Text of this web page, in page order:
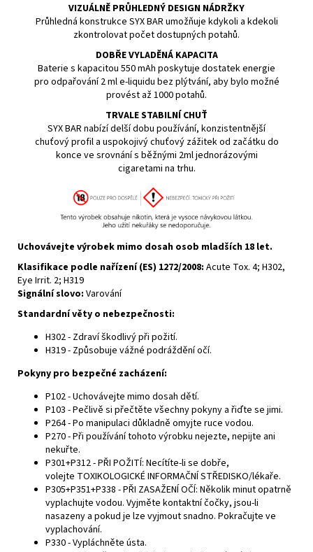
VIZUÁLNĚ PRŮHLEDNÝ DESIGN NÁDRŽKY
Průhledná konstrukce SYX BAR umožňuje kdykoli a kdekoli
zkontrolovat počet dostupných potahů.
DOBŘE VYLADĚNÁ KAPACITA
Baterie s kapacitou 550mAh poskytuje dostatek energie
pro odpařování 2 ml e-liquidu bez plýtvání, aby bylo možné
provést až 1000 potahů.
TRVALE STABILNÍ CHUŤ
SYX BAR nabízí delší dobu používání, konzistentnější
chuťový profil a uspokojivý chuťový zážitek od začátku do
konce ve srovnání s běžnými 2ml jednorázovými
cigaretami na trhu.
Uchovávejte výrobek mimo dosah osob mladších 18 let.
Klasifikace podle nařízení (ES) 1272/2008: Acute Tox. 4; H302,
Eye Irrit. 2; H319
Signální slovo: Varování
Standardní věty o nebezpečnosti:
H302 - Zdraví škodlivý při požití.
H319 - Způsobuje vážné podráždění očí.
Pokyny pro bezpečné zacházení:
P102 - Uchovávejte mimo dosah dětí.
P103 - Pečlivě si přečtěte všechny pokyny a řiďte se jimi.
P264 - Po manipulaci důkladně omyjte ruce vodou.
P270 - Při používání tohoto výrobku nejezte, nepijte ani
nekuřte.
P301+P312 - PŘI POŽITÍ: Necítíte-li se dobře,
volejte TOXIKOLOGICKÉ INFORMAČNÍ STŘEDISKO/lékaře.
P305+P351+P338 - PŘI ZASAŽENÍ OČÍ: Několik minut opatrně
vyplachujte vodou. Vyjměte kontaktní čočky, jsou-li
nasazeny a pokud je lze vyjmout snadno. Pokračujte ve
vyplachování.
P330 - Vypláchněte ústa.